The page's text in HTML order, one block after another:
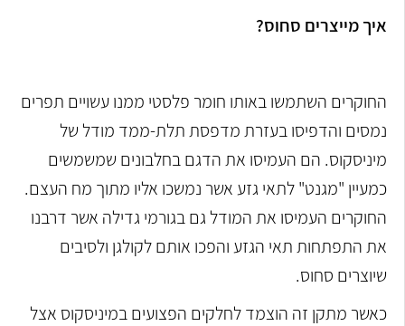
איך מייצרים סחוס?
החוקרים השתמשו באותו חומר פלסטי ממנו עשויים תפרים
נמסים והדפיסו בעזרת מדפסת תלת-ממד מודל של
מיניסקוס. הם העמיסו את הדגם בחלבונים שמשמשים
כמעיין "מגנט" לתאי גזע אשר נמשכו אליו מתוך מח העצם.
החוקרים העמיסו את המודל גם בגורמי גדילה אשר דרבנו
את התפתחות תאי הגזע והפכו אותם לקולגן ולסיבים
שיוצרים סחוס.
כאשר מתקן זה הוצמד לחלקים הפצועים במיניסקוס אצל